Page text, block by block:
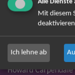
Bryan Adams Tickets
Andreas Gabalier
Herbert
Howard Carpendale
Mit diesem
Ich lehne ab